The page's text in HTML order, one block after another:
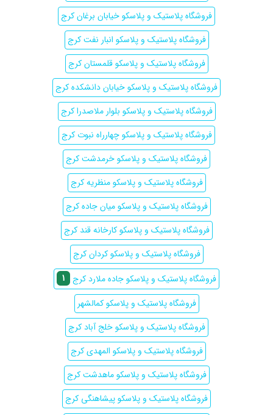
فروشگاه پلاستیک و پلاسکو خیابان برغان کرج
فروشگاه پلاستیک و پلاسکو انبار نفت کرج
فروشگاه پلاستیک و پلاسکو قلمستان کرج
فروشگاه پلاستیک و پلاسکو خیابان دانشکده کرج
فروشگاه پلاستیک و پلاسکو بلوار ملاصدرا کرج
فروشگاه پلاستیک و پلاسکو چهارراه نبوت کرج
فروشگاه پلاستیک و پلاسکو خرمدشت کرج
فروشگاه پلاستیک و پلاسکو منظریه کرج
فروشگاه پلاستیک و پلاسکو میان جاده کرج
فروشگاه پلاستیک و پلاسکو کارخانه قند کرج
فروشگاه پلاستیک و پلاسکو کردان کرج
فروشگاه پلاستیک و پلاسکو جاده ملارد کرج 1
فروشگاه پلاستیک و پلاسکو کمالشهر
فروشگاه پلاستیک و پلاسکو خلج آباد کرج
فروشگاه پلاستیک و پلاسکو المهدی کرج
فروشگاه پلاستیک و پلاسکو ماهدشت کرج
فروشگاه پلاستیک و پلاسکو پیشاهنگی کرج